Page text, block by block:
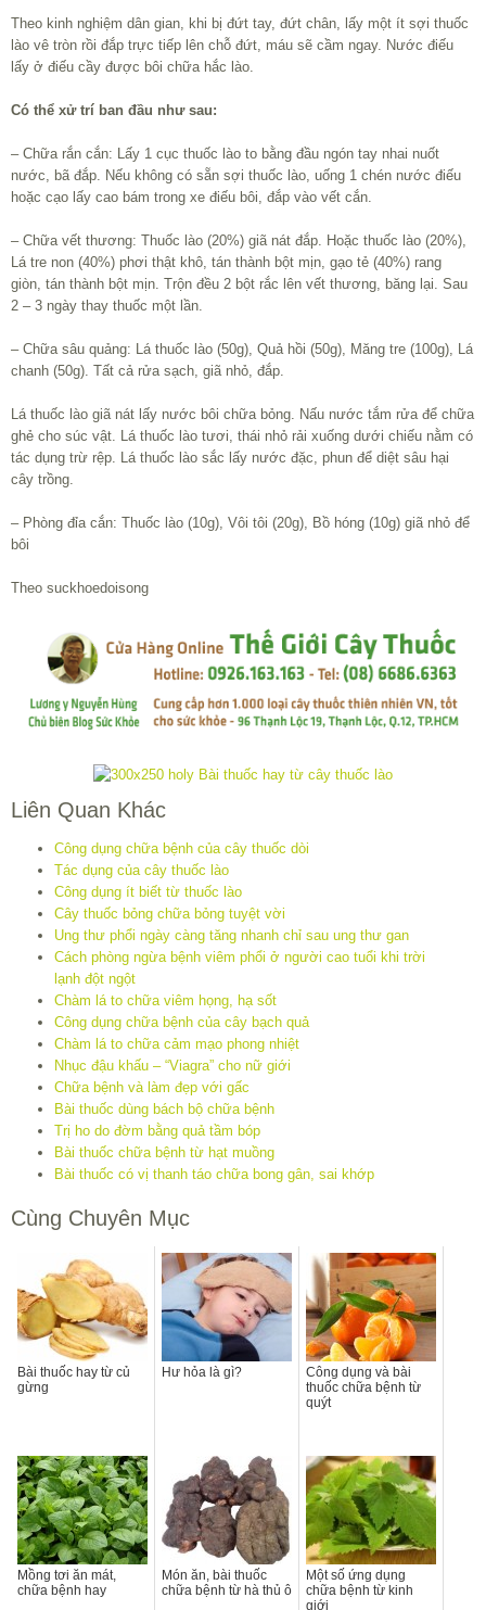
Theo kinh nghiệm dân gian, khi bị đứt tay, đứt chân, lấy một ít sợi thuốc
lào vê tròn rồi đắp trực tiếp lên chỗ đứt, máu sẽ cầm ngay. Nước điếu
lấy ở điếu cầy được bôi chữa hắc lào.
Có thể xử trí ban đầu như sau:
– Chữa rắn cắn: Lấy 1 cục thuốc lào to bằng đầu ngón tay nhai nuốt
nước, bã đắp. Nếu không có sẵn sợi thuốc lào, uống 1 chén nước điếu
hoặc cạo lấy cao bám trong xe điếu bôi, đắp vào vết cắn.
– Chữa vết thương: Thuốc lào (20%) giã nát đắp. Hoặc thuốc lào (20%),
Lá tre non (40%) phơi thật khô, tán thành bột mịn, gạo tẻ (40%) rang
giòn, tán thành bột mịn. Trộn đều 2 bột rắc lên vết thương, băng lại. Sau
2 – 3 ngày thay thuốc một lần.
– Chữa sâu quảng: Lá thuốc lào (50g), Quả hồi (50g), Măng tre (100g), Lá
chanh (50g). Tất cả rửa sạch, giã nhỏ, đắp.
Lá thuốc lào giã nát lấy nước bôi chữa bỏng. Nấu nước tắm rửa để chữa
ghẻ cho súc vật. Lá thuốc lào tươi, thái nhỏ rải xuống dưới chiếu nằm có
tác dụng trừ rệp. Lá thuốc lào sắc lấy nước đặc, phun để diệt sâu hại
cây trồng.
– Phòng đỉa cắn: Thuốc lào (10g), Vôi tôi (20g), Bồ hóng (10g) giã nhỏ để
bôi
Theo suckhoedoisong
Liên Quan Khác
Công dụng chữa bệnh của cây thuốc dòi
Tác dụng của cây thuốc lào
Công dụng ít biết từ thuốc lào
Cây thuốc bỏng chữa bỏng tuyệt vời
Ung thư phổi ngày càng tăng nhanh chỉ sau ung thư gan
Cách phòng ngừa bệnh viêm phổi ở người cao tuổi khi trời
lạnh đột ngột
Chàm lá to chữa viêm họng, hạ sốt
Công dụng chữa bệnh của cây bạch quả
Chàm lá to chữa cảm mạo phong nhiệt
Nhục đậu khấu – “Viagra” cho nữ giới
Chữa bệnh và làm đẹp với gấc
Bài thuốc dùng bách bộ chữa bệnh
Trị ho do đờm bằng quả tầm bóp
Bài thuốc chữa bệnh từ hạt muồng
Bài thuốc có vị thanh táo chữa bong gân, sai khớp
Cùng Chuyên Mục
Bài thuốc hay từ củ
gừng
Hư hỏa là gì?
Công dụng và bài
thuốc chữa bệnh từ
quýt
Mồng tơi ăn mát,
chữa bệnh hay
Món ăn, bài thuốc
chữa bệnh từ hà thủ ô
Một số ứng dụng
chữa bệnh từ kinh
giới